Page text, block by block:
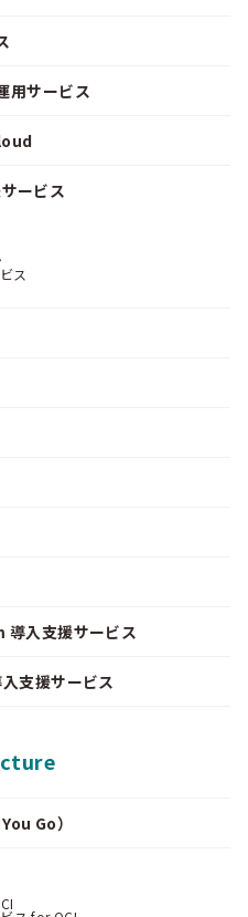
用サービス
ービス
ス
入支援サービス
支援サービス
Go）